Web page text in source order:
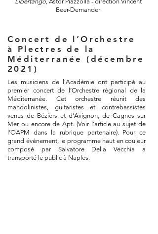
Beer-Demander
Concert de l’Orchestre
à Plectres de la
Méditerranée (décembre
2021)
Les musiciens de l’Académie ont participé au
premier concert de l’Orchestre régional de la
Méditerranée. Cet orchestre réunit des
mandolinistes, guitaristes et contrebassistes
venus de Béziers et d’Avignon, de Cagnes sur
Mer ou encore de Apt. (Voir l’article au sujet de
l’OAPM dans la rubrique partenaire). Pour ce
grand événement, le programme haut en couleur
composé par Salvatore Della Vecchia a
transporté le public à Naples.